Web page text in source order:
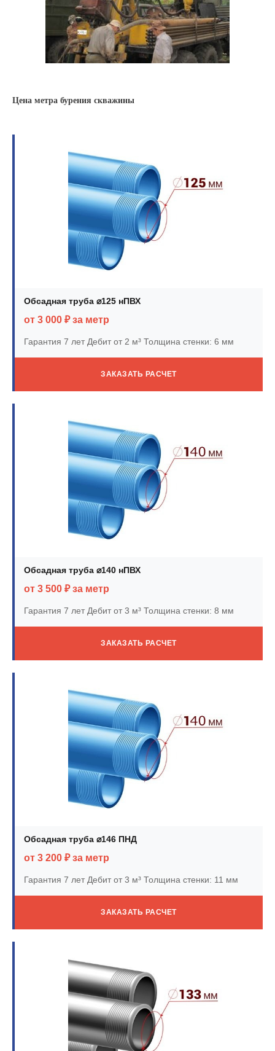
Цена метра бурения скважины
Обсадная труба ⌀125 нПВХ
от 3 000 ₽ за метр
Гарантия 7 летДебит от 2 м³ Толщина стенки: 6 мм
ЗАКАЗАТЬ РАСЧЕТ
Обсадная труба ⌀140 нПВХ
от 3 500 ₽ за метр
Гарантия 7 летДебит от 3 м³ Толщина стенки: 8 мм
ЗАКАЗАТЬ РАСЧЕТ
Обсадная труба ⌀146 ПНД
от 3 200 ₽ за метр
Гарантия 7 летДебит от 3 м³ Толщина стенки: 11 мм
ЗАКАЗАТЬ РАСЧЕТ